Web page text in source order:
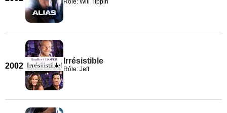
Rôle: Will Tippin
2002
Irrésistible
Rôle: Jeff